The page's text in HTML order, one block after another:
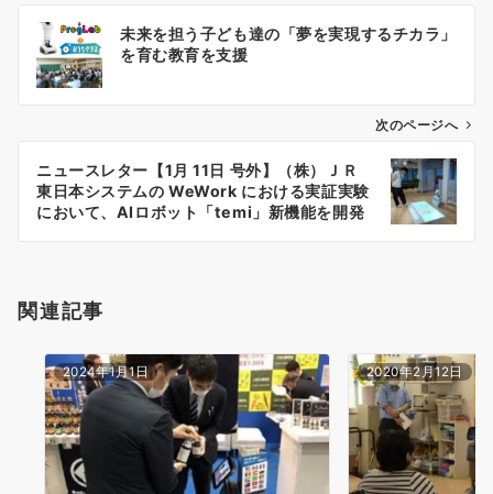
ビ
ン
未来を担う子ども達の「夢を実現するチカラ」
を育む教育を支援
次のページへ
ニュースレター【1月 11日 号外】（株）ＪＲ
東日本システムの WeWork における実証実験
において、AIロボット「temi」新機能を開発
関連記事
2024年1月1日 2020年2月12日